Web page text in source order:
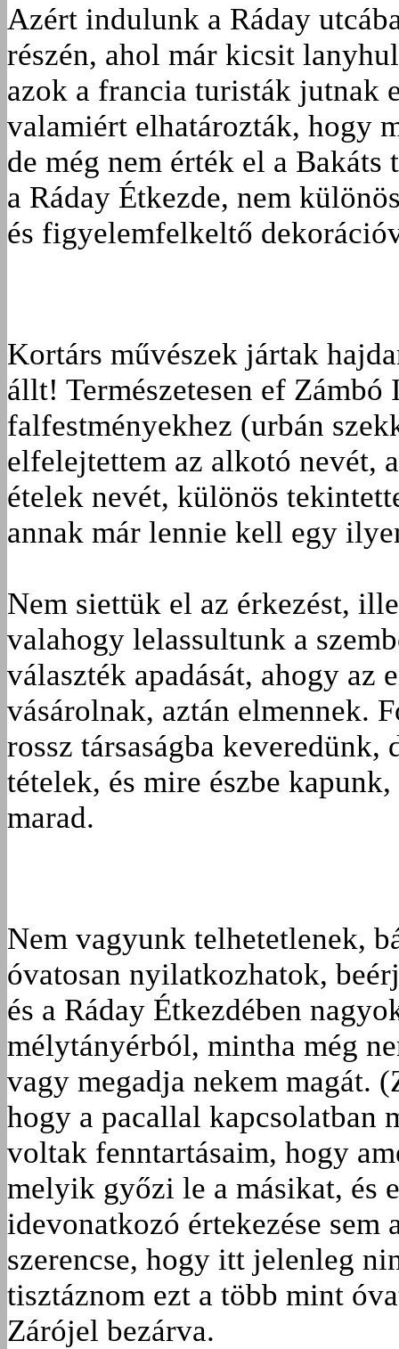
Azért indulunk a Ráday
részén, ahol már kicsit
azok a francia turisták jutnak
valamiért elhatározták, hogy
de még nem érték el a Bakáts
a Ráday Étkezde, nem
és figyelemfelkeltő
Kortárs művészek jártak
állt! Természetesen ef Zámbó
falfestményekhez (urbán
elfelejtettem az alkotó nevét,
ételek nevét, különös
annak már lennie kell egy
Nem siettük el az érkezést,
valahogy lelassultunk a
választék apadását, ahogy az
vásárolnak, aztán elmennek.
rossz társaságba
tételek, és mire észbe
marad.
Nem vagyunk telhetetlenek,
óvatosan nyilatkozhatok,
és a Ráday Étkezdében
mélytányérból, mintha még
vagy megadja nekem magát.
hogy a pacallal kapcsolatban
voltak fenntartásaim, hogy
melyik győzi le a másikat, és
idevonatkozó értekezése sem
szerencse, hogy itt jelenleg
tisztáznom ezt a több mint
Zárójel bezárva.